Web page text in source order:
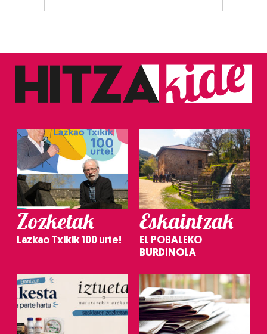
Zozketak
Lazkao Txikik 100 urte!
Eskaintzak
EL POBALEKO
BURDINOLA